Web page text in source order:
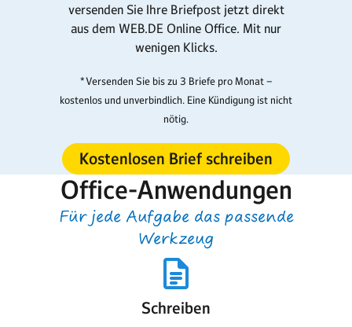
versenden Sie Ihre Briefpost jetzt direkt
aus dem WEB.DE Online Office. Mit nur
wenigen Klicks.
*Versenden Sie bis zu 3 Briefe pro Monat –
kostenlos und unverbindlich. Eine Kündigung ist nicht
nötig.
Kostenlosen Brief schreiben
Office-Anwendungen
Für jede Aufgabe das passende
Werkzeug
Schreiben